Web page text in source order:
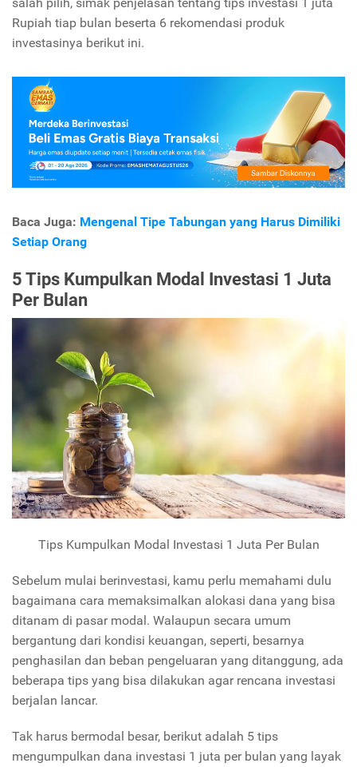
Rupiah tiap bulan beserta 6 rekomendasi produk
investasinya berikut ini.
Baca Juga: Mengenal Tipe Tabungan yang Harus Dimiliki
Setiap Orang
5 Tips Kumpulkan Modal Investasi 1 Juta
Per Bulan
Tips Kumpulkan Modal Investasi 1 Juta Per Bulan
Sebelum mulai berinvestasi, kamu perlu memahami dulu
bagaimana cara memaksimalkan alokasi dana yang bisa
ditanam di pasar modal. Walaupun secara umum
bergantung dari kondisi keuangan, seperti, besarnya
penghasilan dan beban pengeluaran yang ditanggung, ada
beberapa tips yang bisa dilakukan agar rencana investasi
berjalan lancar.
Tak harus bermodal besar, berikut adalah 5 tips
mengumpulkan dana investasi 1 juta per bulan yang layak